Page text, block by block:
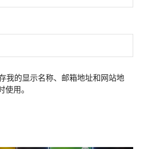
我的显示名称、邮箱地址和网站地
用。